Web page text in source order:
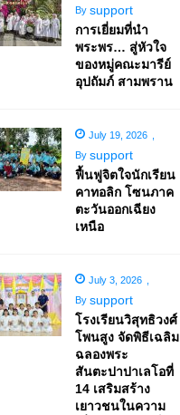
By support
การเยี่ยมที่นำ
พระพร… สู่หัวใจ
ของหมู่คณะมารีย์
อุปถัมภ์ สามพราน
July 19, 2026
By support
ฟื้นฟูจิตใจนักเรียน
คาทอลิก โซนภาค
ตะวันออกเฉียง
เหนือ
July 3, 2026
By support
โรงเรียนวิสุทธิวงศ์
โพนสูง จัดพิธีเฉลิม
ฉลองพระ
สันตะปาปาเลโอที่
14 เสริมสร้าง
เยาวชนในความ